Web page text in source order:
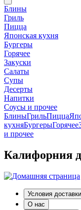
Блины
Гриль
Пицца
Японская кухня
Бургеры
Горячее
Закуски
Салаты
Супы
Десерты
Напитки
Соусы и прочее
БлиныГрильПицца
кухняБургерыГорячее
и прочее
Калифорния
Условия доставки
О нас